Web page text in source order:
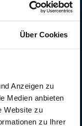
Über Cookies
Anzeigen zu
Medien anbieten
Website zu
zu Ihrer